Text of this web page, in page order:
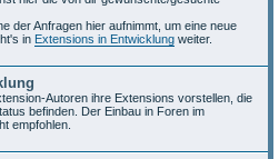
der Anfragen hier aufnimmt, um eine neue
in Extensions in Entwicklung weiter.
Autoren ihre Extensions vorstellen, die
befinden. Der Einbau in Foren im
empfohlen.